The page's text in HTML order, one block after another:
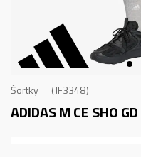
Šortky JF3348
ADIDAS M CE SHO GD